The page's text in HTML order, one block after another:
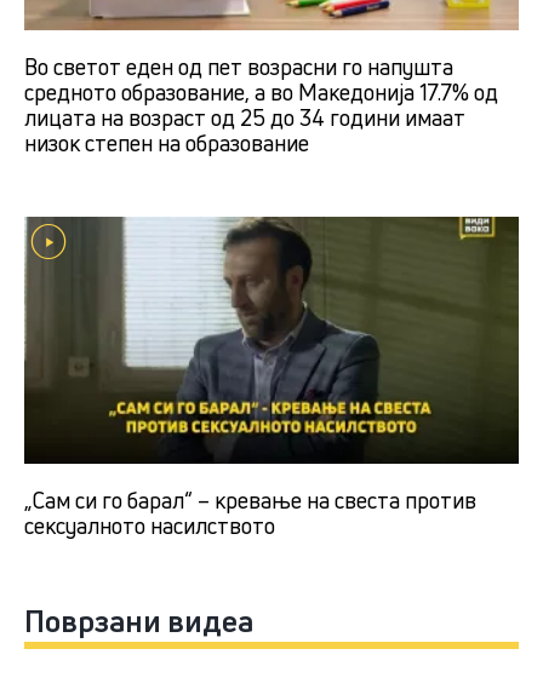
Во светот еден од пет возрасни го напушта
средното образование, а во Македонија 17.7% од
лицата на возраст од 25 до 34 години имаат
низок степен на образование
„Сам си го барал“ – кревање на свеста против
сексуалното насилството
Поврзани видеа